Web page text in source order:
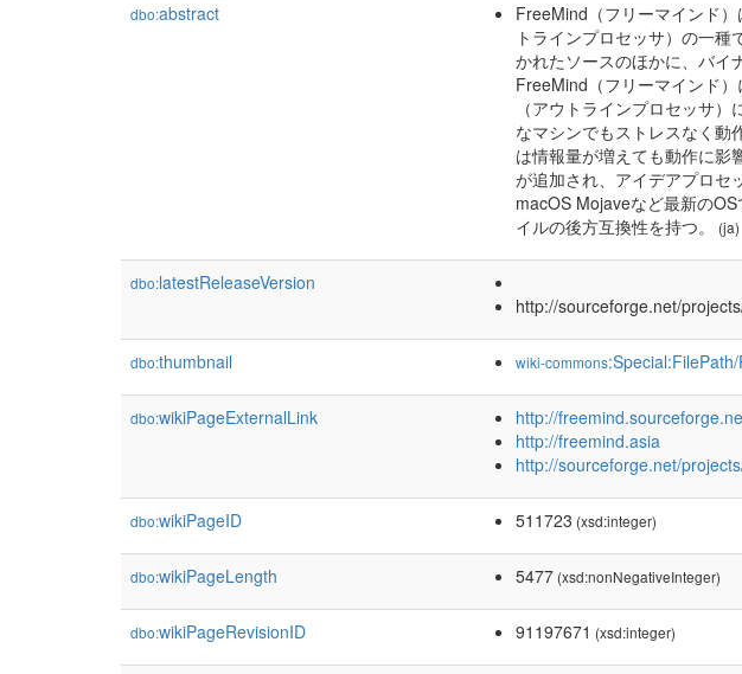
dbo:abstract
FreeMind（フリーマインド
トラインプロセッサ）の一
かれたソースのほかに、バイ
FreeMind（フリーマインド
（アウトラインプロセッサ
なマシンでもストレスなく動
は情報量が増えても動作に影
が追加され、アイデアプロセ
macOS Mojaveなど最新の
イルの後方互換性を持つ。
(ja)
dbo:latestReleaseVersion
http://sourceforge.net/
dbo:thumbnail wiki-commons
dbo:wikiPageExternalLink
http://
http://freemind.asia
http://sourceforge.net/
dbo:wikiPageID 511723 (xsd:integer)
dbo:wikiPageLength 5477 (xsd:nonNegativeInteger)
dbo:wikiPageRevisionID 91197671 (xsd:integer)